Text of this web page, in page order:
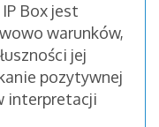
Box jest
warunków,
jej
pozytywnej
interpretacji